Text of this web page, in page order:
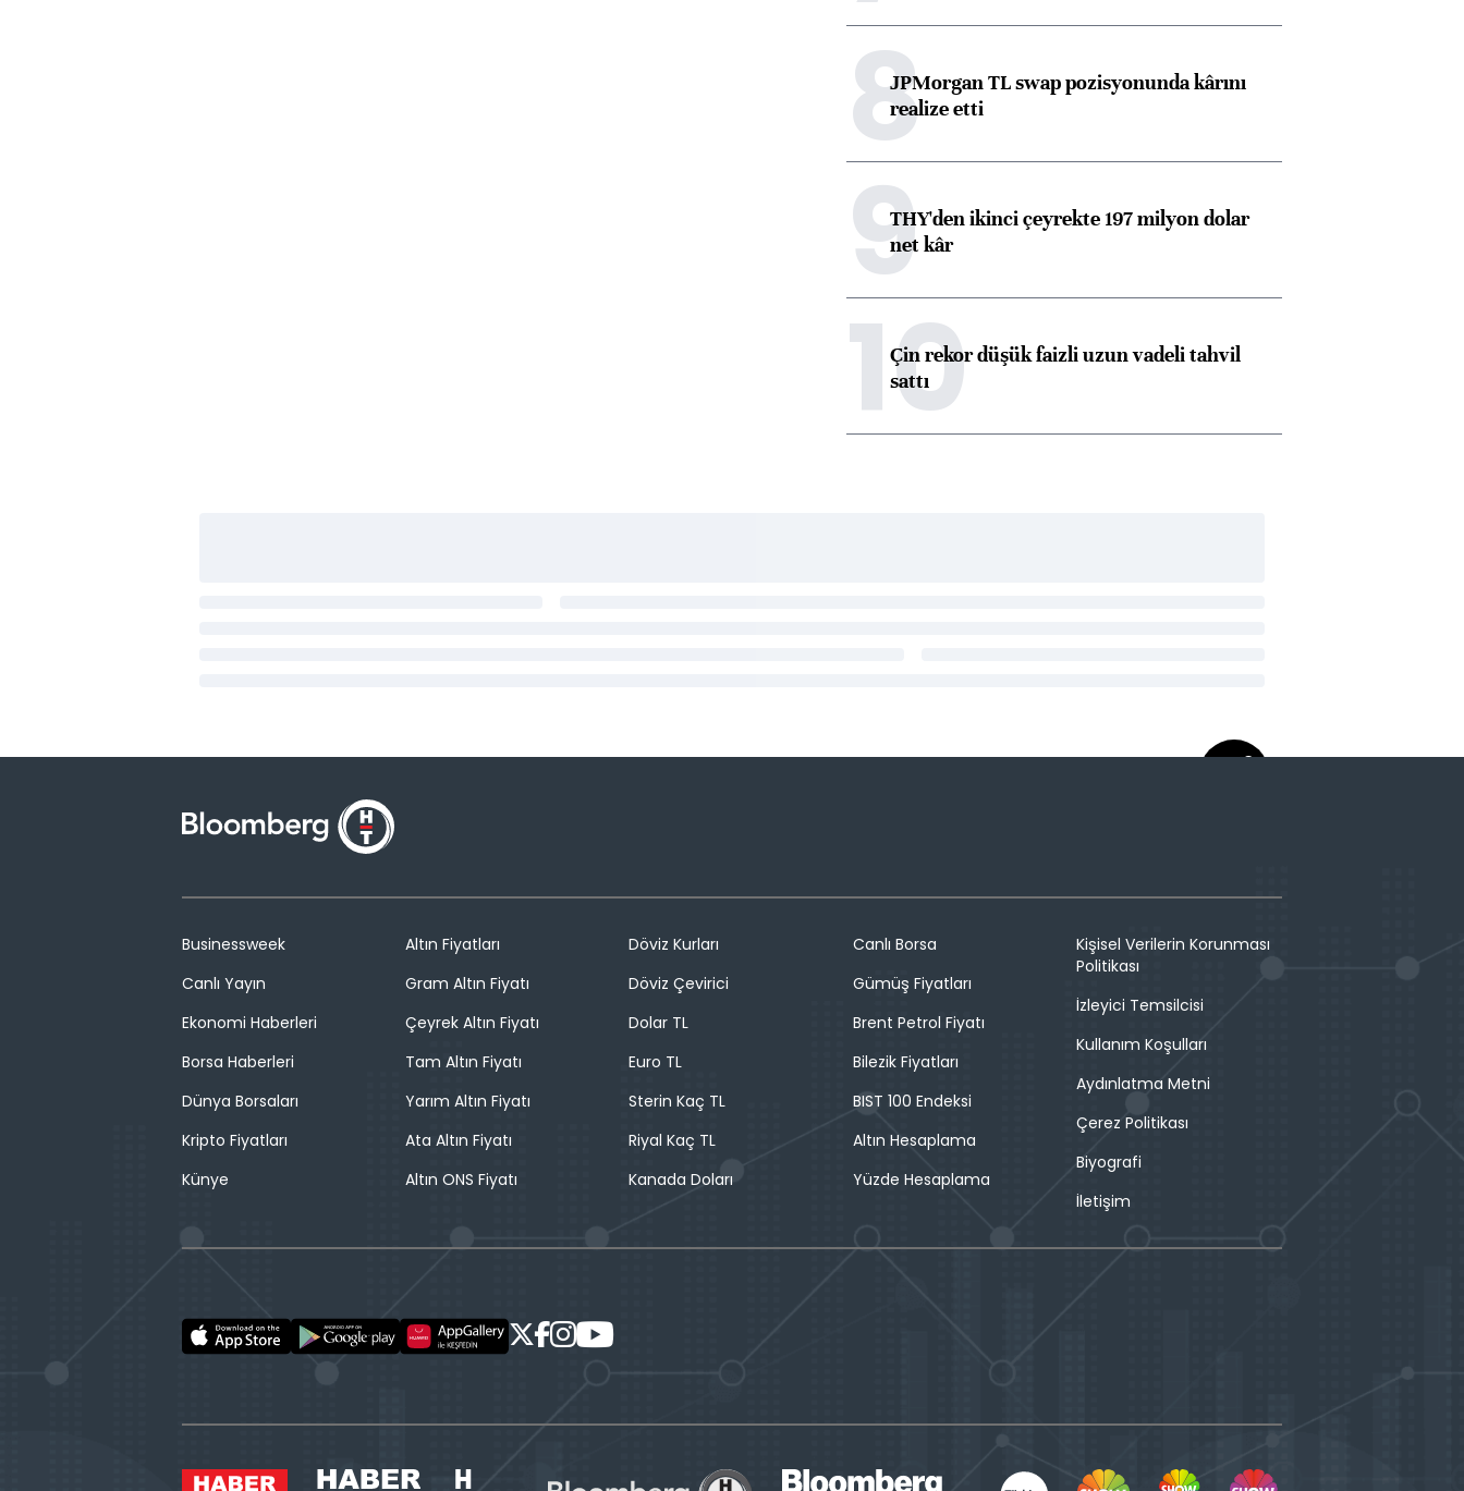
8JPMorgan TL swap pozisyonunda kârını
realize etti
9THY'den ikinci çeyrekte 197 milyon dolar
net kâr
10
Çin rekor düşük faizli uzun vadeli tahvil
sattı
Businessweek
Canlı Yayın
Ekonomi Haberleri
Borsa Haberleri
Dünya Borsaları
Kripto Fiyatları
Künye
Altın Fiyatları
Gram Altın Fiyatı
Çeyrek Altın Fiyatı
Tam Altın Fiyatı
Yarım Altın Fiyatı
Ata Altın Fiyatı
Altın ONS Fiyatı
Döviz Kurları
Döviz Çevirici
Dolar TL
Euro TL
Sterin Kaç TL
Riyal Kaç TL
Kanada Doları
Canlı Borsa
Gümüş Fiyatları
Brent Petrol Fiyatı
Bilezik Fiyatları
BIST 100 Endeksi
Altın Hesaplama
Yüzde Hesaplama
Kişisel Verilerin Korunması
Politikası
İzleyici Temsilcisi
Kullanım Koşulları
Aydınlatma Metni
Çerez Politikası
Biyografi
İletişim